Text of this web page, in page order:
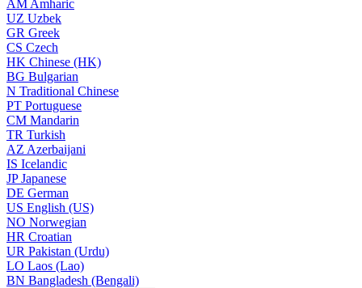
AM Amharic
UZ Uzbek
GR Greek
CS Czech
HK Chinese (HK)
BG Bulgarian
N Traditional Chinese
PT Portuguese
CM Mandarin
TR Turkish
AZ Azerbaijani
IS Icelandic
JPJapanese
DE German
US English (US)
NO Norwegian
HR Croatian
UR Pakistan (Urdu)
LO Laos (Lao)
BN Bangladesh (Bengali)